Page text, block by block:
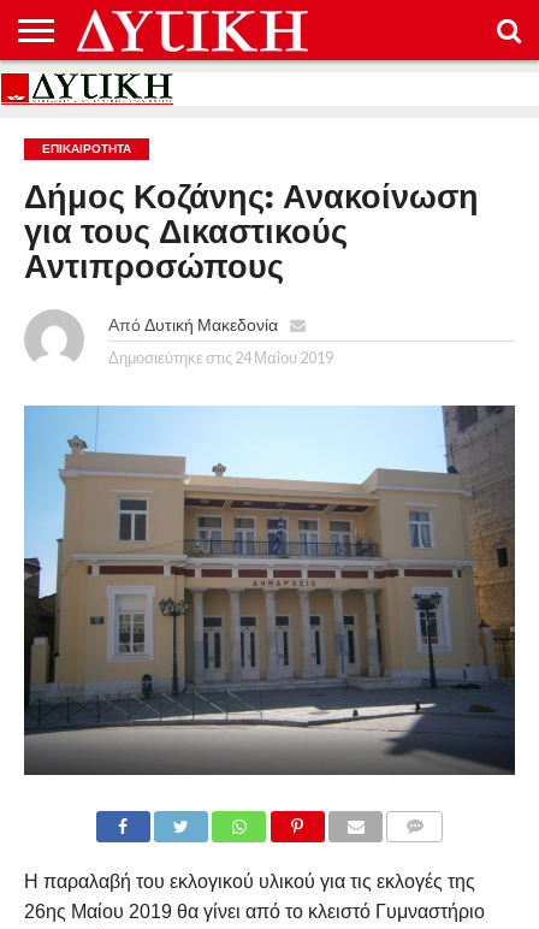
ΑΡΧΙΚΉ
ΕΠΙΚΟΙΝΩΝΊΑ
ΌΡΟΙ
ΠΡΟΣΤΑΣΊΑ
ΔΕΔΟΜΈΝΩΝ
ΕΠΙΚΑΙΡΟΤΗΤΑ
Δήμος Κοζάνης: Ανακοίνωση
για τους Δικαστικούς
Αντιπροσώπους
Από Δυτική Μακεδονία
Δημοσιεύτηκε στις 24 Μαΐου 2019
Η παραλαβή του εκλογικού υλικού για τις εκλογές της
26ης Μαίου 2019 θα γίνει από το κλειστό Γυμναστήριο